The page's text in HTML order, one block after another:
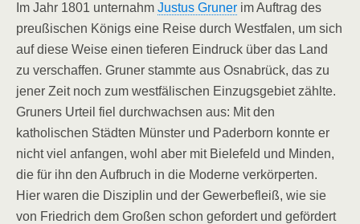
Im Jahr 1801 unternahm Justus Gruner im Auftrag des
preußischen Königs eine Reise durch Westfalen, um sich
auf diese Weise einen tieferen Eindruck über das Land
zu verschaffen. Gruner stammte aus Osnabrück, das zu
jener Zeit noch zum westfälischen Einzugsgebiet zählte.
Gruners Urteil fiel durchwachsen aus: Mit den
katholischen Städten Münster und Paderborn konnte er
nicht viel anfangen, wohl aber mit Bielefeld und Minden,
die für ihn den Aufbruch in die Moderne verkörperten.
Hier waren die Disziplin und der Gewerbefleiß, wie sie
von Friedrich dem Großen schon gefordert und gefördert